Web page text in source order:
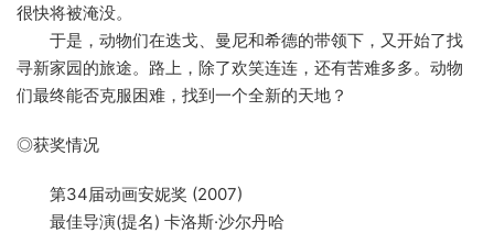
很快将被淹没。
于是，动物们在迭戈、曼尼和希德的带领下，又开始了找
寻新家园的旅途。路上，除了欢笑连连，还有苦难多多。动物
们最终能否克服困难，找到一个全新的天地？
◎获奖情况
第34届动画安妮奖 (2007)
最佳导演(提名) 卡洛斯·沙尔丹哈